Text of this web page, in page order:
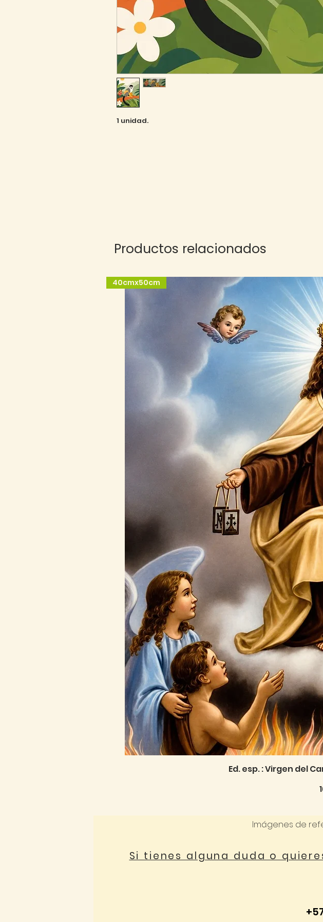
1 unidad.
Productos relacionados
40cmx50cm
Ed. esp. : Virgen del
Imágenes de
Si tienes alguna duda o